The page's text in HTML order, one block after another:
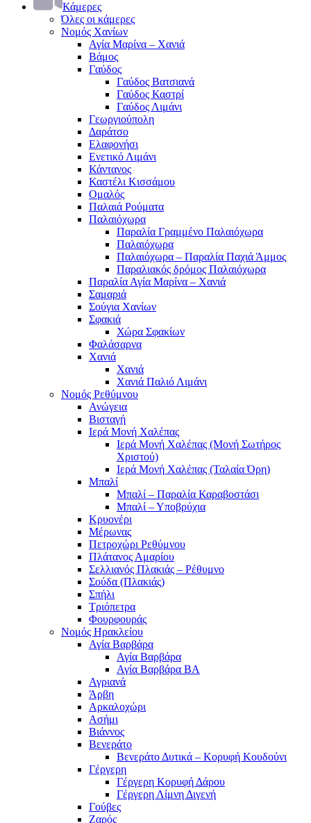
Κάμερες
Όλες οι κάμερες
Νομός Χανίων
Αγία Μαρίνα – Χανιά
Βάμος
Γαύδος
Γαύδος Βατσιανά
Γαύδος Καστρί
Γαύδος Λιμάνι
Γεωργιούπολη
Δαράτσο
Ελαφονήσι
Ενετικό Λιμάνι
Κάντανος
Καστέλι Κισσάμου
Ομαλός
Παλαιά Ρούματα
Παλαιόχωρα
Παραλία Γραμμένο Παλαιόχωρα
Παλαιόχωρα
Παλαιόχωρα – Παραλία Παχιά Άμμος
Παραλιακός δρόμος Παλαιόχωρα
Παραλία Αγία Μαρίνα – Χανιά
Σαμαριά
Σούγια Χανίων
Σφακιά
Χώρα Σφακίων
Φαλάσαρνα
Χανιά
Χανιά
Χανιά Παλιό Λιμάνι
Νομός Ρεθύμνου
Ανώγεια
Βισταγή
Ιερά Μονή Χαλέπας
Ιερά Μονή Χαλέπας (Μονή Σωτήρος
Χριστού)
Ιερά Μονή Χαλέπας (Ταλαία Όρη)
Μπαλί
Μπαλί – Παραλία Καραβοστάσι
Μπαλί – Υποβρύχια
Κρυονέρι
Μέρωνας
Πετροχώρι Ρεθύμνου
Πλάτανος Αμαρίου
Σελλιανός Πλακιάς – Ρέθυμνο
Σούδα (Πλακιάς)
Σπήλι
Τριόπετρα
Φουρφουράς
Νομός Ηρακλείου
Αγία Βαρβάρα
Αγία Βαρβάρα
Αγία Βαρβάρα ΒΑ
Αγριανά
Άρβη
Αρκαλοχώρι
Ασήμι
Βιάννος
Βενεράτο
Βενεράτο Δυτικά – Κορυφή Κουδούνι
Γέργερη
Γέργερη Κορυφή Δάρου
Γέργερη Λίμνη Διγενή
Γούβες
Ζαρός